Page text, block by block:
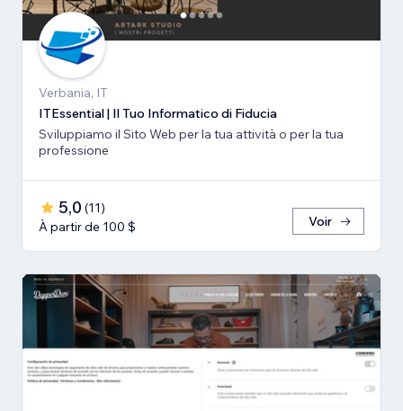
Verbania, IT
ITEssential | Il Tuo Informatico di Fiducia
Sviluppiamo il Sito Web per la tua attività o per la tua
professione
5,0 (11)
À partir de 100 $
Voir